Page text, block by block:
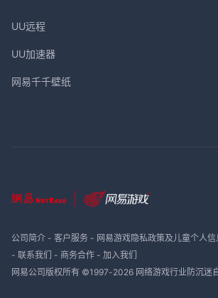
UU远程
UU加速器
网易千千壁纸
公司简介- 客户服务- 网易游戏隐私政策及儿童个人信
- 联系我们 - 商务合作- 加入我们
网易公司版权所有 ©1997-2026 网络游戏行业防沉迷